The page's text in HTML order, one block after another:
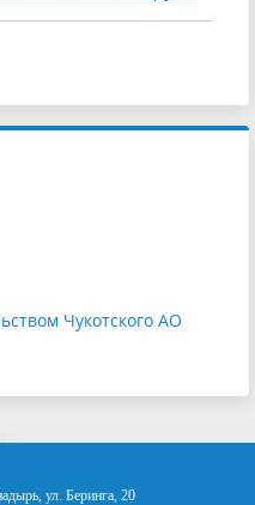
Чукотского АО
ул. Беринга, 20